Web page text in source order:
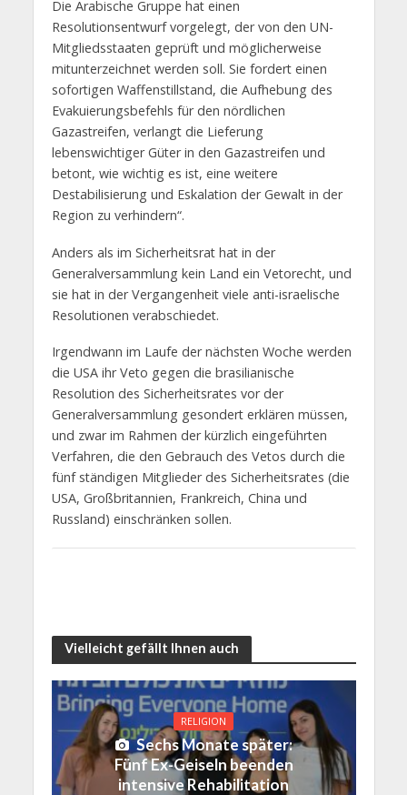
Die Arabische Gruppe hat einen
Resolutionsentwurf vorgelegt, der von den UN-
Mitgliedsstaaten geprüft und möglicherweise
mitunterzeichnet werden soll. Sie fordert einen
sofortigen Waffenstillstand, die Aufhebung des
Evakuierungsbefehls für den nördlichen
Gazastreifen, verlangt die Lieferung
lebenswichtiger Güter in den Gazastreifen und
betont, wie wichtig es ist, eine weitere
Destabilisierung und Eskalation der Gewalt in der
Region zu verhindern“.
Anders als im Sicherheitsrat hat in der
Generalversammlung kein Land ein Vetorecht, und
sie hat in der Vergangenheit viele anti-israelische
Resolutionen verabschiedet.
Irgendwann im Laufe der nächsten Woche werden
die USA ihr Veto gegen die brasilianische
Resolution des Sicherheitsrates vor der
Generalversammlung gesondert erklären müssen,
und zwar im Rahmen der kürzlich eingeführten
Verfahren, die den Gebrauch des Vetos durch die
fünf ständigen Mitglieder des Sicherheitsrates (die
USA, Großbritannien, Frankreich, China und
Russland) einschränken sollen.
Vielleicht gefällt Ihnen auch
RELIGION
Sechs Monate später:
Fünf Ex-Geiseln beenden
intensive Rehabilitation